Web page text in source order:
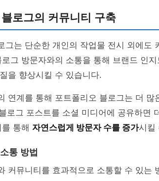
로그의 커뮤니티 구축
그는 단순한 개인의 작업물 전시 외에도
그 방문자와의 소통을 통해 브랜드 인
을 향상시킬 수 있습니다.
연계를 통해 포트폴리오 블로그는 더 많
로그 포스트를 소셜 미디어에 공유하면
통해 자연스럽게 방문자 수를 증가시킬
통 방법
커뮤니티를 효과적으로 소통할 수 있는